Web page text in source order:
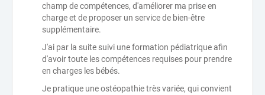
champ de compétences, d'améliorer ma prise en
charge et de proposer un service de bien-être
supplémentaire.
J'ai par la suite suivi une formation pédiatrique afin
d'avoir toute les compétences requises pour prendre
en charges les bébés.
Je pratique une ostéopathie très variée, qui convient